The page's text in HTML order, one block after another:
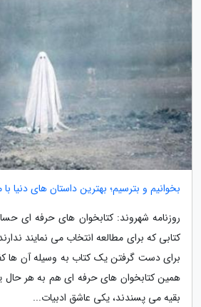
بخوانیم و بترسیم؛ بهترین داستان های دنیا
روزنامه شهروند: کتابخوان های حرفه ای
کتابی که برای مطالعه انتخاب می نمایند
برای دست گرفتن یک کتاب به وسیله آن ها
همین کتابخوان های حرفه ای هم به هر
بقیه می پسندند، یکی عاشق ادبیات...